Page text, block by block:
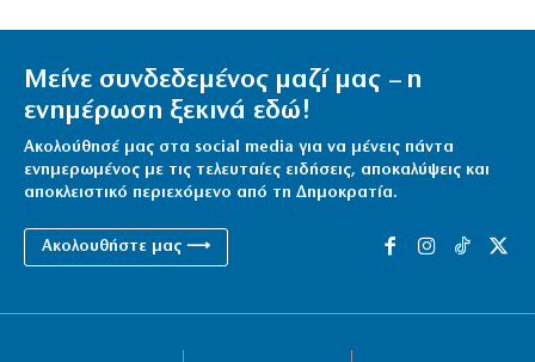
Μείνε συνδεδεμένος μαζί μας – η
ενημέρωση ξεκινά εδώ!
Ακολούθησέ μας στα social media για να μένεις πάντα
ενημερωμένος με τις τελευταίες ειδήσεις, αποκαλύψεις και
αποκλειστικό περιεχόμενο από τη Δημοκρατία.
Ακολουθήστε μας ⟶